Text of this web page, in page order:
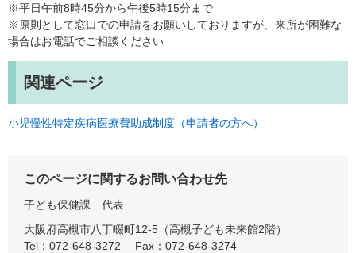
※平日午前8時45分から午後5時15分まで
※原則として窓口での申請をお願いしておりますが、来所が困難な
場合はお電話でご相談ください
関連ページ
小児慢性特定疾病医療費助成制度（申請者の方へ）
このページに関するお問い合わせ先
子ども保健課
代表
大阪府高槻市八丁畷町12-5（高槻子ども未来館2階）
Tel：072-648-3272
Fax：072-648-3274